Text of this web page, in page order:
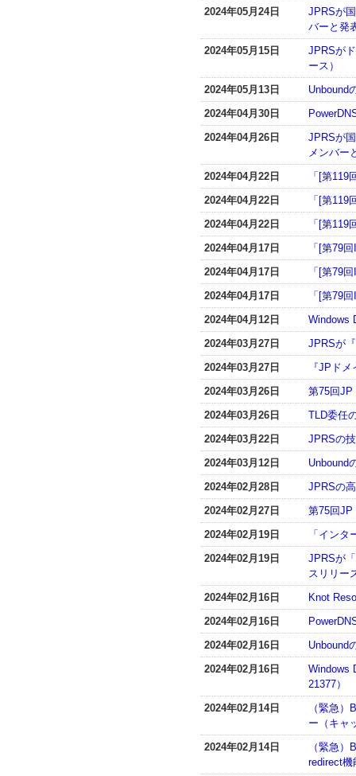
2024年05月24日
JPRSが
バーと発
2024年05月15日
JPRSが
ース）
2024年05月13日
Unbound
2024年04月30日
2024年04月26日
JPRSが
メンバー
2024年04月22日
「[第
2024年04月22日
「[第
2024年04月22日
「[第
2024年04月17日
「[第79
2024年04月17日
「[第79
2024年04月17日
「[第79
2024年04月12日
Windows
2024年03月27日
JPRSが
2024年03月27日
『JPド
2024年03月26日
第75回JP
2024年03月26日
TLD委任
2024年03月22日
JPRSの
2024年03月12日
Unbound
2024年02月28日
JPRSの
2024年02月27日
第75回JP
2024年02月19日
「イン
2024年02月19日
JPRSが
スリリー
2024年02月16日
Knot
2024年02月16日
2024年02月16日
Unbound
2024年02月16日
Windows
21377）
2024年02月14日
（緊急
ー（キャ
2024年02月14日
（緊急
redirect機